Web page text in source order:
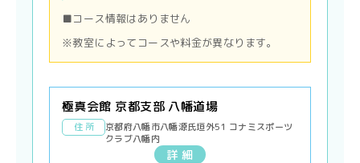
■コース情報はありません
※教室によってコースや料金が異なります。
極真会館 京都支部 八幡道場
住 所
京都府八幡市八幡源氏垣外51 コナミスポーツ
クラブ八幡内
詳 細